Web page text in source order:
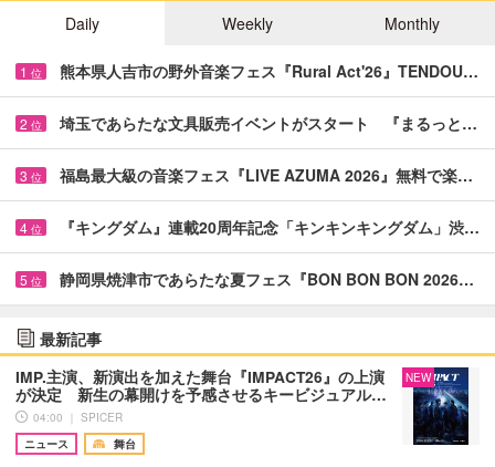
Daily
Weekly Monthly
1 位 熊本県人吉市の野外音楽フェス『Rural Act'26』TENDOU…
2 位 埼玉であらたな文具販売イベントがスタート 『まるっと…
3 位 福島最大級の音楽フェス『LIVE AZUMA 2026』無料で楽…
4 位 『キングダム』連載20周年記念「キンキンキングダム」渋…
5 位 静岡県焼津市であらたな夏フェス『BON BON BON 2026…
最新記事
IMP.主演、新演出を加えた舞台『IMPACT26』の上演
が決定 新生の幕開けを予感させるキービジュアル…
04:00 ｜ SPICER
ニュース
舞台
NEW